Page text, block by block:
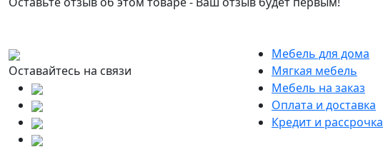
Оставайтесь на связи
Мебель для дома
Мягкая мебель
Мебель на заказ
Оплата и доставка
Кредит и рассрочка